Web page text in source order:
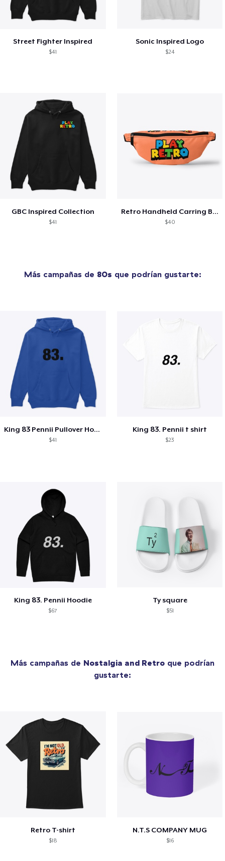
Street Fighter Inspired
$41
Sonic Inspired Logo
$24
GBC Inspired Collection
$41
Retro Handheld Carring Bag
$40
Más campañas de 80s que podrían gustarte:
King 83 Pennii Pullover Hoodie
$41
King 83. Pennii t shirt
$23
King 83. Pennii Hoodie
$67
Ty square
$51
Más campañas de Nostalgia and Retro que podrían
gustarte:
Retro T-shirt
$18
N.T.S COMPANY MUG
$16